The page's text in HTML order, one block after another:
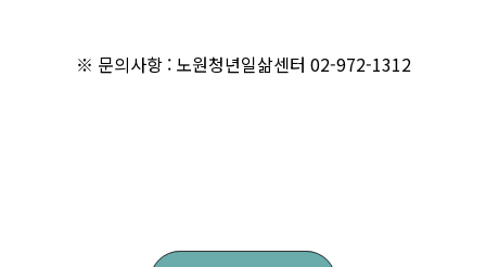
※ 문의사항 : 노원청년일삶센터 02-972-1312